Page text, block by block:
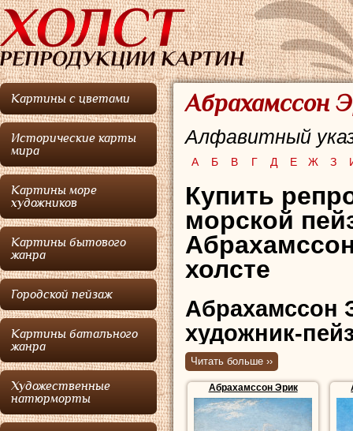
Картины с цветами
Исторические карты
мира
Картины море
художников
Картины бытового
жанра
Городской пейзаж
Картины батального
жанра
Художественные
натюрморты
Абрахамссон
Алфавитный
А Б В Г Д Е Ж З
Купить
морской
холсте
Абрахамссон
художник-
романтизма
Абрахамссон
романтические
Читать больше ››
Абрахамссон Эрик